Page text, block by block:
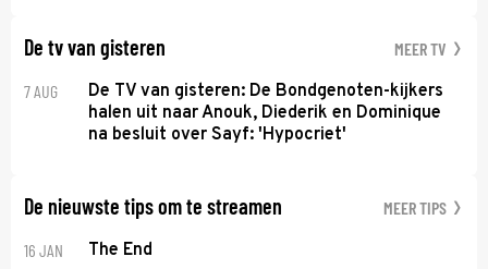
De tv van gisteren MEER TV
7 AUG
De TV van gisteren: De Bondgenoten-kijkers
halen uit naar Anouk, Diederik en Dominique
na besluit over Sayf: 'Hypocriet'
De nieuwste tips om te streamen MEER TIPS
16 JAN The End